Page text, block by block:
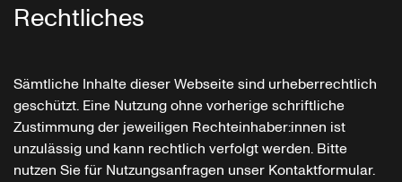
Rechtliches
Sämtliche Inhalte dieser Webseite sind urheberrechtlich
geschützt. Eine Nutzung ohne vorherige schriftliche
Zustimmung der jeweiligen Rechteinhaber:innen ist
unzulässig und kann rechtlich verfolgt werden. Bitte
nutzen Sie für Nutzungsanfragen unser Kontaktformular.